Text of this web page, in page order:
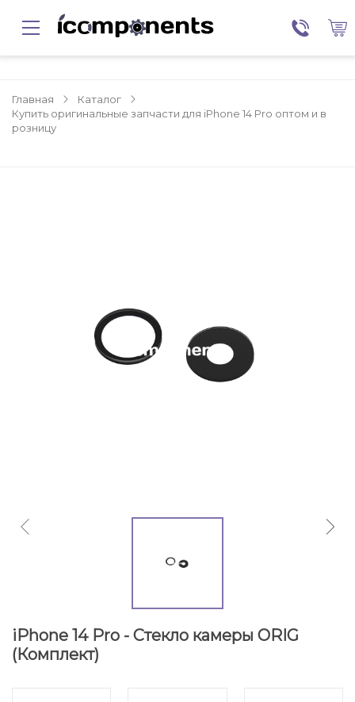
Главная
Каталог
Купить оригинальные запчасти для iPhone 14 Pro оптом и в
розницу
iPhone 14 Pro - Стекло камеры ORIG
(Комплект)